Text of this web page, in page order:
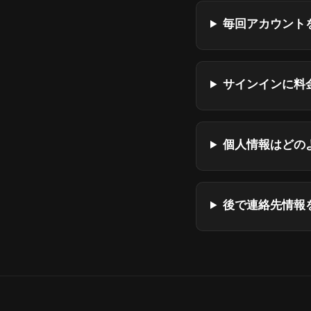
毎回アカウント
サインインに料
個人情報はどの
後で連絡先情報